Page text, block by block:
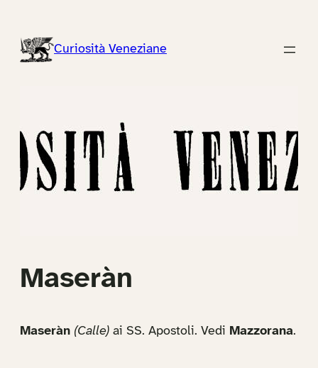
contenutoCuriosità Veneziane
Maseràn
Maseràn (Calle) ai SS. Apostoli. Vedi Mazzorana.